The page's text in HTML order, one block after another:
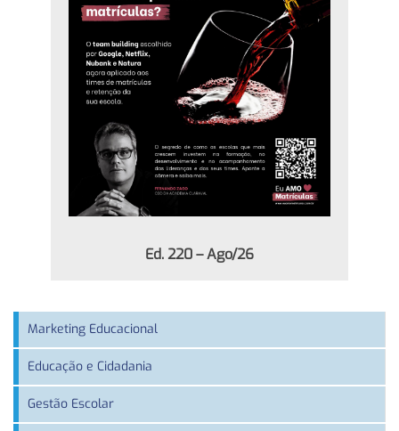
Ed. 220 – Ago/26
Marketing Educacional
Educação e Cidadania
Gestão Escolar